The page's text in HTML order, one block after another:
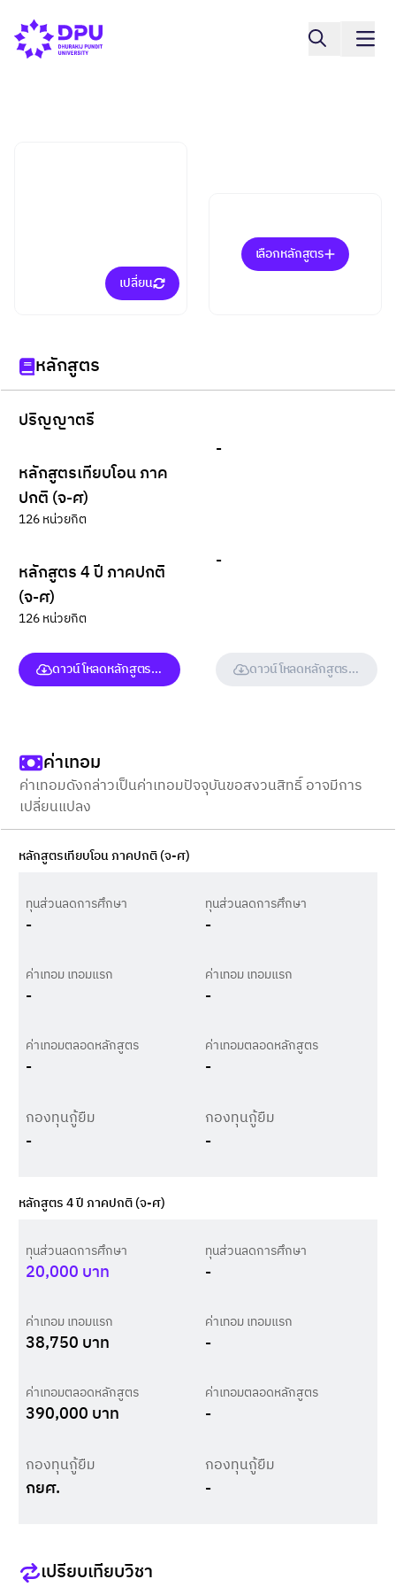
เปลี่ยน
เลือกหลักสูตร
หลักสูตร
ปริญญาตรี
หลักสูตรเทียบโอน ภาค
ปกติ (จ-ศ)
126 หน่วยกิต
หลักสูตร 4 ปี ภาคปกติ
(จ-ศ)
126 หน่วยกิต
ดาวน์โหลดหลักสูตร (ฉบับเต็ม)
-
-
ดาวน์โหลดหลักสูตร (ฉบับเต็
ค่าเทอม
ค่าเทอมดังกล่าวเป็นค่าเทอมปัจจุบันขอสงวนสิทธิ์ อาจมีการ
เปลี่ยนแปลง
หลักสูตรเทียบโอน ภาคปกติ (จ-ศ)
ทุนส่วนลดการศึกษา
-
ค่าเทอม เทอมแรก
-
ค่าเทอมตลอดหลักสูตร
-
กองทุนกู้ยืม
-
หลักสูตร 4 ปี ภาคปกติ (จ-ศ)
ทุนส่วนลดการศึกษา
20,000 บาท
ค่าเทอม เทอมแรก
38,750 บาท
ค่าเทอมตลอดหลักสูตร
390,000 บาท
กองทุนกู้ยืม
กยศ.
ทุนส่วนลดการศึกษา
-
ค่าเทอม เทอมแรก
-
ค่าเทอมตลอดหลักสูตร
-
กองทุนกู้ยืม
-
ทุนส่วนลดการศึกษา
-
ค่าเทอม เทอมแรก
-
ค่าเทอมตลอดหลักสูตร
-
กองทุนกู้ยืม
-
เปรียบเทียบวิชา